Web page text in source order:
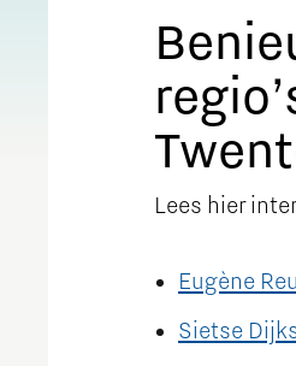
Lees hier
Eugène
Sietse